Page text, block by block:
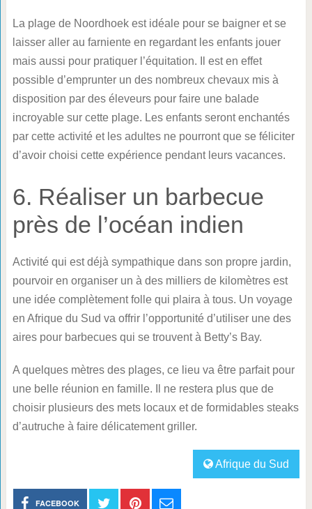
La plage de Noordhoek est idéale pour se baigner et se
laisser aller au farniente en regardant les enfants jouer
mais aussi pour pratiquer l’équitation. Il est en effet
possible d’emprunter un des nombreux chevaux mis à
disposition par des éleveurs pour faire une balade
incroyable sur cette plage. Les enfants seront enchantés
par cette activité et les adultes ne pourront que se féliciter
d’avoir choisi cette expérience pendant leurs vacances.
6. Réaliser un barbecue
près de l’océan indien
Activité qui est déjà sympathique dans son propre jardin,
pourvoir en organiser un à des milliers de kilomètres est
une idée complètement folle qui plaira à tous. Un voyage
en Afrique du Sud va offrir l’opportunité d’utiliser une des
aires pour barbecues qui se trouvent à Betty’s Bay.
A quelques mètres des plages, ce lieu va être parfait pour
une belle réunion en famille. Il ne restera plus que de
choisir plusieurs des mets locaux et de formidables steaks
d’autruche à faire délicatement griller.
Afrique du Sud
FACEBOOK